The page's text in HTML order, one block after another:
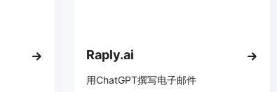
Raply.ai
用ChatGPT撰写电子邮件